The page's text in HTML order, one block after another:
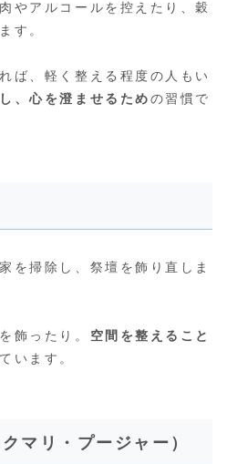
やアルコールを控えたり、穀
す。
ば、軽く整える程度の人もい
、心を澄ませるための習慣で
を掃除し、祭壇を飾り直しま
飾ったり。 空間を整えること
います。
マリ・プージャー）